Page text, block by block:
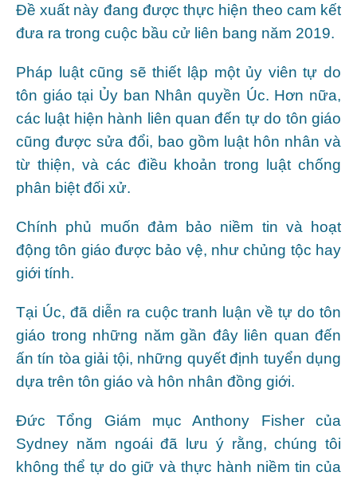
Đề xuất này đang được thực hiện theo cam kết
đưa ra trong cuộc bầu cử liên bang năm 2019.
Pháp luật cũng sẽ thiết lập một ủy viên tự do
tôn giáo tại Ủy ban Nhân quyền Úc. Hơn nữa,
các luật hiện hành liên quan đến tự do tôn giáo
cũng được sửa đổi, bao gồm luật hôn nhân và
từ thiện, và các điều khoản trong luật chống
phân biệt đối xử.
Chính phủ muốn đảm bảo niềm tin và hoạt
động tôn giáo được bảo vệ, như chủng tộc hay
giới tính.
Tại Úc, đã diễn ra ​​cuộc tranh luận về tự do tôn
giáo trong những năm gần đây liên quan đến
ấn tín tòa giải tội, những quyết định tuyển dụng
dựa trên tôn giáo và hôn nhân đồng giới.
Đức Tổng Giám mục Anthony Fisher của
Sydney năm ngoái đã lưu ý rằng, chúng tôi
không thể tự do giữ và thực hành niềm tin của